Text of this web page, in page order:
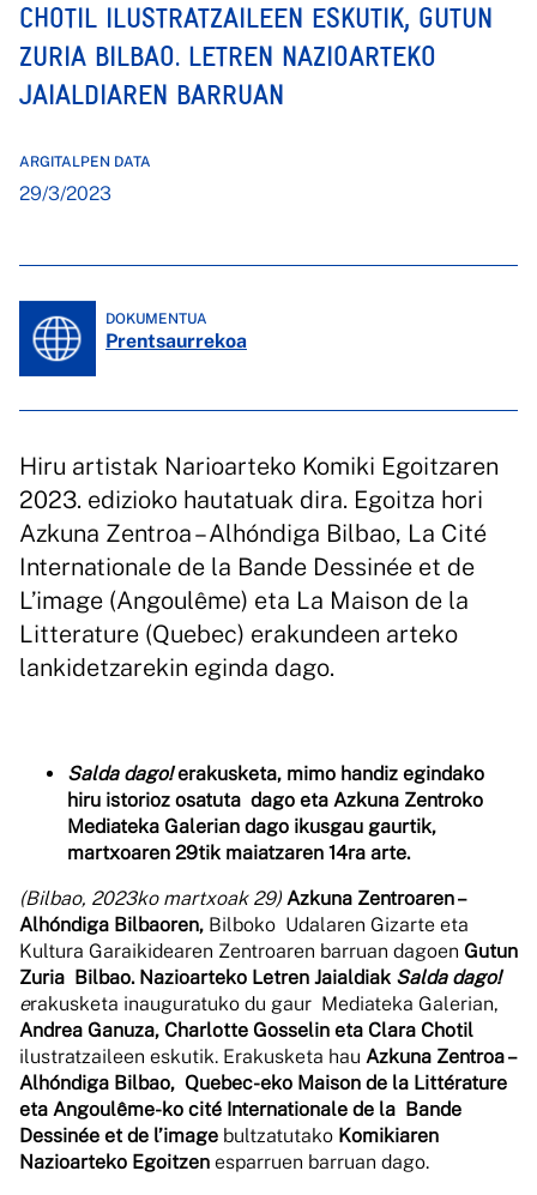
CHOTIL ILUSTRATZAILEEN ESKUTIK, GUTUN
ZURIA BILBAO. LETREN NAZIOARTEKO
JAIALDIAREN BARRUAN
ARGITALPEN DATA
29/3/2023
DOKUMENTUA
Prentsaurrekoa
Hiru artistak Narioarteko Komiki Egoitzaren
2023. edizioko hautatuak dira. Egoitza hori
Azkuna Zentroa – Alhóndiga Bilbao, La Cité
Internationale de la Bande Dessinée et de
L’image (Angoulême) eta La Maison de la
Litterature (Quebec) erakundeen arteko
lankidetzarekin eginda dago.
Salda dago!erakusketa, mimo handiz egindako
hiru istorioz osatuta dago eta Azkuna Zentroko
Mediateka Galerian dago ikusgau gaurtik,
martxoaren 29tik maiatzaren 14ra arte.
(Bilbao, 2023ko martxoak 29) Azkuna Zentroaren –
Alhóndiga Bilbaoren, Bilboko Udalaren Gizarte eta
Kultura Garaikidearen Zentroaren barruan dagoen Gutun
Zuria Bilbao. Nazioarteko Letren Jaialdiak Salda dago!
erakusketa inauguratuko du gaur Mediateka Galerian,
Andrea Ganuza, Charlotte Gosselin eta Clara Chotil
ilustratzaileen eskutik. Erakusketa hau Azkuna Zentroa –
Alhóndiga Bilbao, Quebec-eko Maison de la Littérature
eta Angoulême-ko cité Internationale de la Bande
Dessinée et de l’image bultzatutako Komikiaren
Nazioarteko Egoitzen esparruen barruan dago.